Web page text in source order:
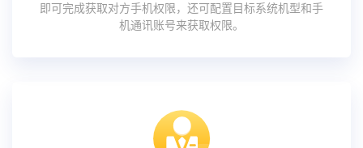
即可完成获取对方手机权限，还可配置目标系统机型和手
机通讯账号来获取权限。